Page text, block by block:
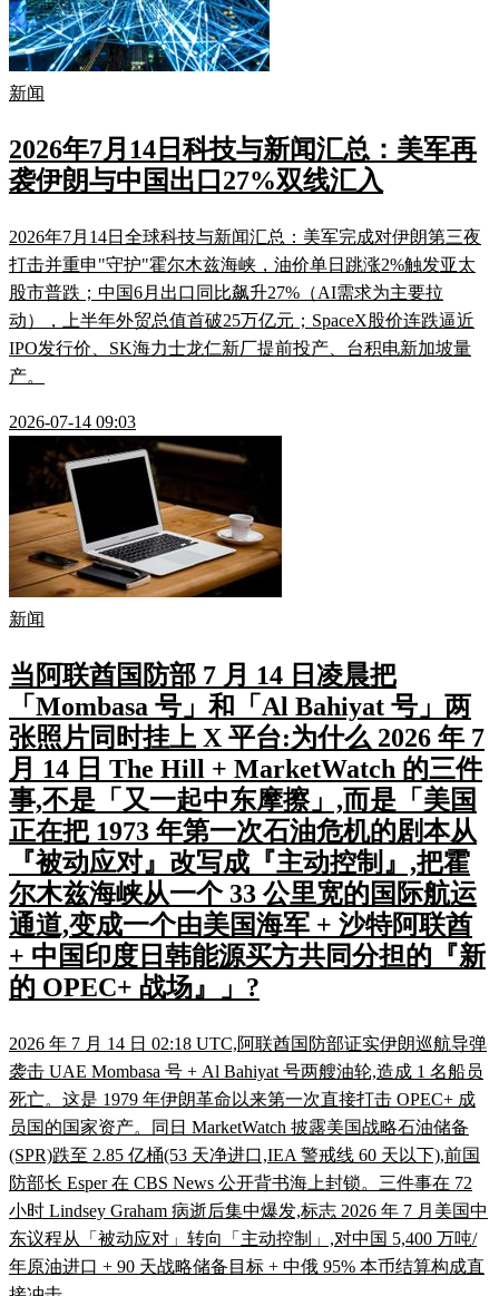
新闻
2026年7月14日科技与新闻汇总：美军再
袭伊朗与中国出口27%双线汇入
2026年7月14日全球科技与新闻汇总：美军完成对伊朗第三夜
打击并重申"守护"霍尔木兹海峡，油价单日跳涨2%触发亚太
股市普跌；中国6月出口同比飙升27%（AI需求为主要拉
动），上半年外贸总值首破25万亿元；SpaceX股价连跌逼近
IPO发行价、SK海力士龙仁新厂提前投产、台积电新加坡量
产。
2026-07-14 09:03
新闻
当阿联酋国防部 7 月 14 日凌晨把
「Mombasa 号」和「Al Bahiyat 号」两
张照片同时挂上 X 平台:为什么 2026 年 7
月 14 日 The Hill + MarketWatch 的三件
事,不是「又一起中东摩擦」,而是「美国
正在把 1973 年第一次石油危机的剧本从
『被动应对』改写成『主动控制』,把霍
尔木兹海峡从一个 33 公里宽的国际航运
通道,变成一个由美国海军 + 沙特阿联酋
+ 中国印度日韩能源买方共同分担的『新
的 OPEC+ 战场』」?
2026 年 7 月 14 日 02:18 UTC,阿联酋国防部证实伊朗巡航导弹
袭击 UAE Mombasa 号 + Al Bahiyat 号两艘油轮,造成 1 名船员
死亡。这是 1979 年伊朗革命以来第一次直接打击 OPEC+ 成
员国的国家资产。同日 MarketWatch 披露美国战略石油储备
(SPR)跌至 2.85 亿桶(53 天净进口,IEA 警戒线 60 天以下),前国
防部长 Esper 在 CBS News 公开背书海上封锁。三件事在 72
小时 Lindsey Graham 病逝后集中爆发,标志 2026 年 7 月美国中
东议程从「被动应对」转向「主动控制」,对中国 5,400 万吨/
年原油进口 + 90 天战略储备目标 + 中俄 95% 本币结算构成直